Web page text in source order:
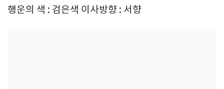
행운의 색 : 검은색 이사방향 : 서향